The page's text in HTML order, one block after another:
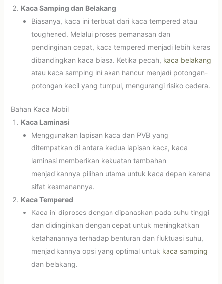
Kaca Samping dan Belakang
Biasanya, kaca ini terbuat dari kaca tempered atau
toughened. Melalui proses pemanasan dan
pendinginan cepat, kaca tempered menjadi lebih keras
dibandingkan kaca biasa. Ketika pecah, kaca belakang
atau kaca samping ini akan hancur menjadi potongan-
potongan kecil yang tumpul, mengurangi risiko cedera.
Bahan Kaca Mobil
Kaca Laminasi
Menggunakan lapisan kaca dan PVB yang
ditempatkan di antara kedua lapisan kaca, kaca
laminasi memberikan kekuatan tambahan,
menjadikannya pilihan utama untuk kaca depan karena
sifat keamanannya.
Kaca Tempered
Kaca ini diproses dengan dipanaskan pada suhu tinggi
dan didinginkan dengan cepat untuk meningkatkan
ketahanannya terhadap benturan dan fluktuasi suhu,
menjadikannya opsi yang optimal untuk kaca samping
dan belakang.